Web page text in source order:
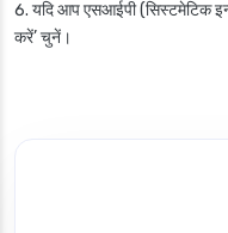
यदि आप एसआईपी (सिस्टमेटिक
करें’ चुनें।